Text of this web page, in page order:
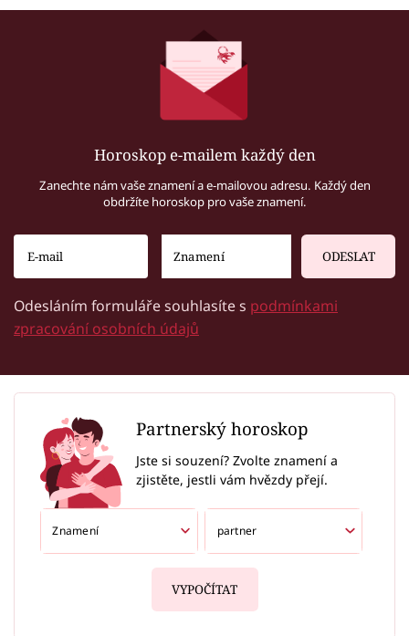
Horoskop e-mailem každý den
Zanechte nám vaše znamení a e-mailovou adresu. Každý den
obdržíte horoskop pro vaše znamení.
ODESLAT
Odesláním formuláře souhlasíte s podmínkami
zpracování osobních údajů
Partnerský horoskop
Jste si souzení? Zvolte znamení a
zjistěte, jestli vám hvězdy přejí.
VYPOČÍTAT